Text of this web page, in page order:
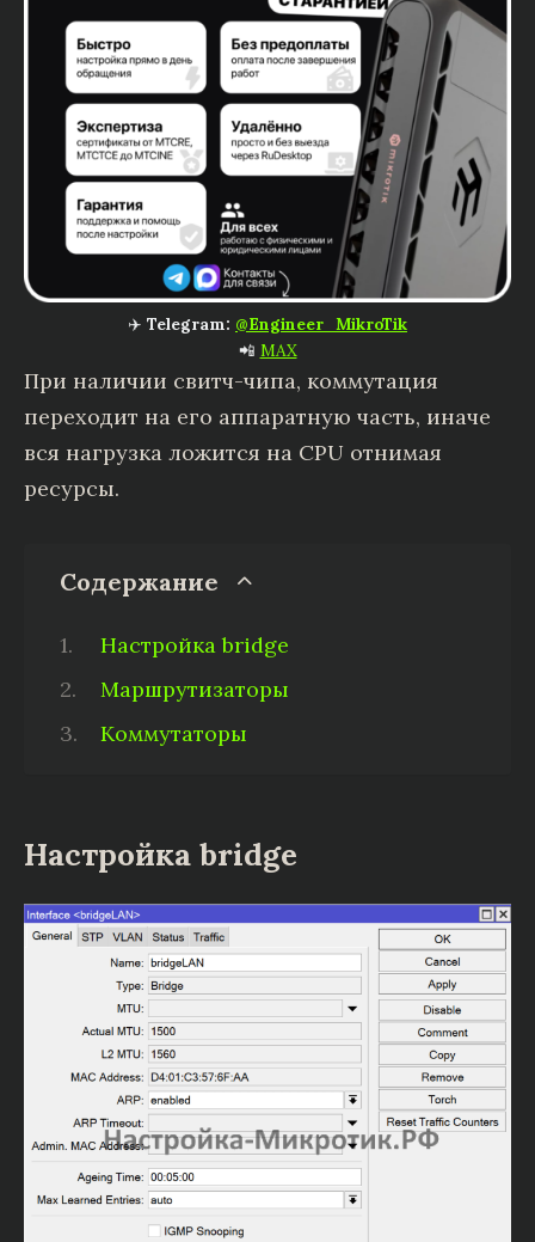
✈️ Telegram: @Engineer_MikroTik
📲 MAX
При наличии свитч-чипа, коммутация
переходит на его аппаратную часть, иначе
вся нагрузка ложится на CPU отнимая
ресурсы.
Содержание
Настройка bridge
Маршрутизаторы
Коммутаторы
Настройка bridge